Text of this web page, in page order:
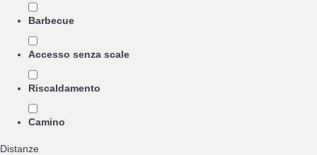
Barbecue
Accesso senza scale
Riscaldamento
Camino
Distanze